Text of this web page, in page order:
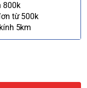
800k
từ 500k
5km